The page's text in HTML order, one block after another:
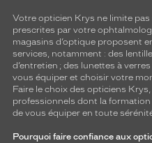
Votre opticien Krys ne limite
prescrites par votre
magasins d’optique proposent
services, notamment : des
d’entretien ; des lunettes à
vous équiper et choisir votre
Faire le choix des opticiens
professionnels dont la
de vous équiper en toute
Pourquoi faire confiance aux